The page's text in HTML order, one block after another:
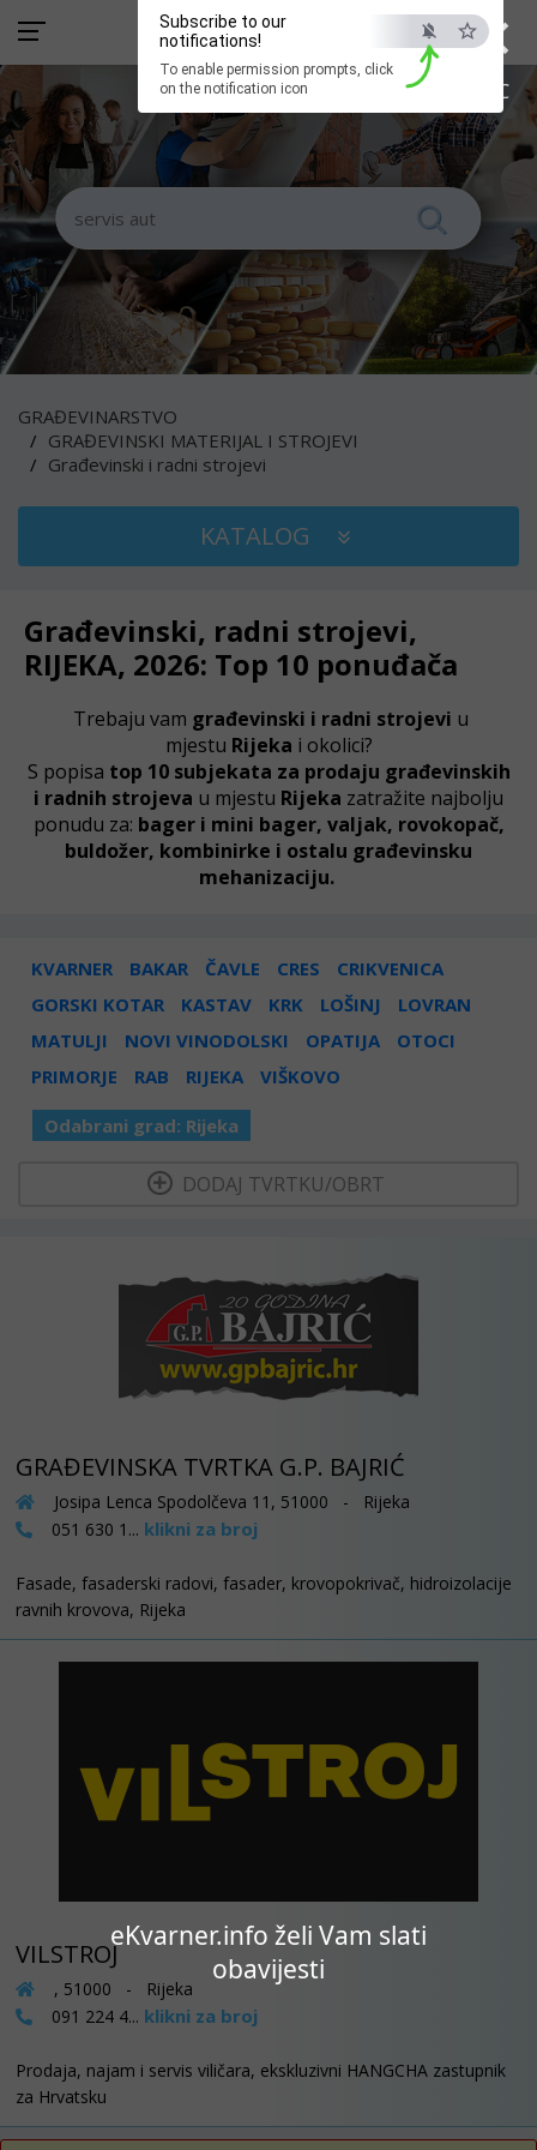
×
ESC
eKvarner.info želi Vam slati
obavijesti
Subscribe to our
notifications!
To enable permission prompts, click
on the notification icon
GRAĐEVINARSTVO
GRAĐEVINSKI MATERIJAL I STROJEVI
Građevinski i radni strojevi
KATALOG
Građevinski, radni strojevi,
RIJEKA, 2026: Top 10 ponuđača
Trebaju vam građevinski i radni strojevi u
mjestu Rijeka i okolici?
S popisa top 10 subjekata za prodaju građevinskih
i radnih strojeva u mjestu Rijeka zatražite najbolju
ponudu za: bager i mini bager, valjak, rovokopač,
buldožer, kombinirke i ostalu građevinsku
mehanizaciju.
KVARNER BAKAR ČAVLE CRES
CRIKVENICA
GORSKI KOTAR
KASTAV KRK LOŠINJ
LOVRAN
MATULJI
NOVI VINODOLSKI OPATIJA
OTOCI
PRIMORJE
RAB RIJEKA VIŠKOVO
Odabrani grad: Rijeka
DODAJ TVRTKU/OBRT
GRAĐEVINSKA TVRTKA G.P. BAJRIĆ
Josipa Lenca Spodolčeva 11, 51000 - Rijeka
051 630 1... klikni za broj
Fasade, fasaderski radovi, fasader, krovopokrivač, hidroizolacije
ravnih krovova, Rijeka
VILSTROJ
, 51000 - Rijeka
091 224 4... klikni za broj
Prodaja, najam i servis viličara, ekskluzivni HANGCHA zastupnik
za Hrvatsku